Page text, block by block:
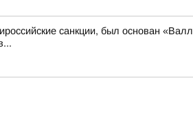
санкции, был основан